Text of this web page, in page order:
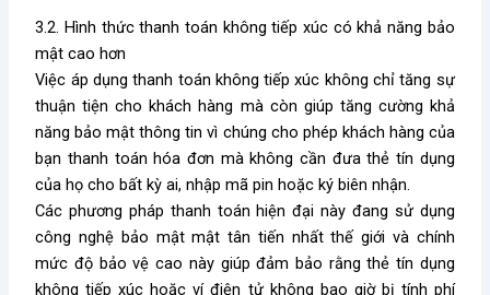
3.2. Hình thức thanh toán không tiếp xúc có khả năng bảo
mật cao hơn
Việc áp dụng thanh toán không tiếp xúc không chỉ tăng sự
thuận tiện cho khách hàng mà còn giúp tăng cường khả
năng bảo mật thông tin vì chúng cho phép khách hàng của
bạn thanh toán hóa đơn mà không cần đưa thẻ tín dụng
của họ cho bất kỳ ai, nhập mã pin hoặc ký biên nhận.
Các phương pháp thanh toán hiện đại này đang sử dụng
công nghệ bảo mật mật tân tiến nhất thế giới và chính
mức độ bảo vệ cao này giúp đảm bảo rằng thẻ tín dụng
không tiếp xúc hoặc ví điện tử không bao giờ bị tính phí